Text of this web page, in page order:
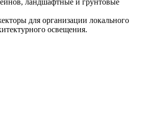
для организации локального
освещения.